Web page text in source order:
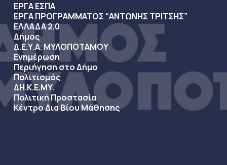
ΕΡΓΑ ΕΣΠΑ
ΕΡΓΑ ΠΡΟΓΡΑΜΜΑΤΟΣ “ΑΝΤΩΝΗΣ ΤΡΙΤΣΗΣ”
ΕΛΛΑΔΑ 2.0
Δήμος
Δ.Ε.Υ.Α. ΜΥΛΟΠΟΤΑΜΟΥ
Ενημέρωση
Περιήγηση στο Δήμο
Πολιτισμός
ΔΗ.Κ.Ε.ΜΥ.
Πολιτική Προστασία
Κέντρο Δια Βίου Μάθησης